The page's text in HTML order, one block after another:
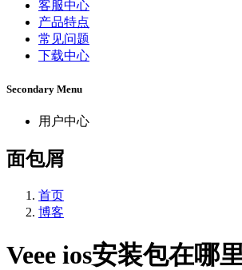
客服中心
产品特点
常见问题
下载中心
Secondary Menu
用户中心
面包屑
首页
博客
Veee ios安装包在哪